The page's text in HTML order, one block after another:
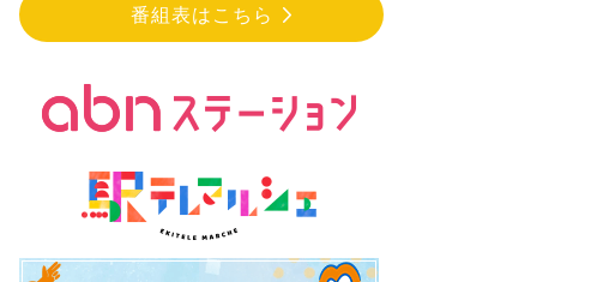
番組表はこちら